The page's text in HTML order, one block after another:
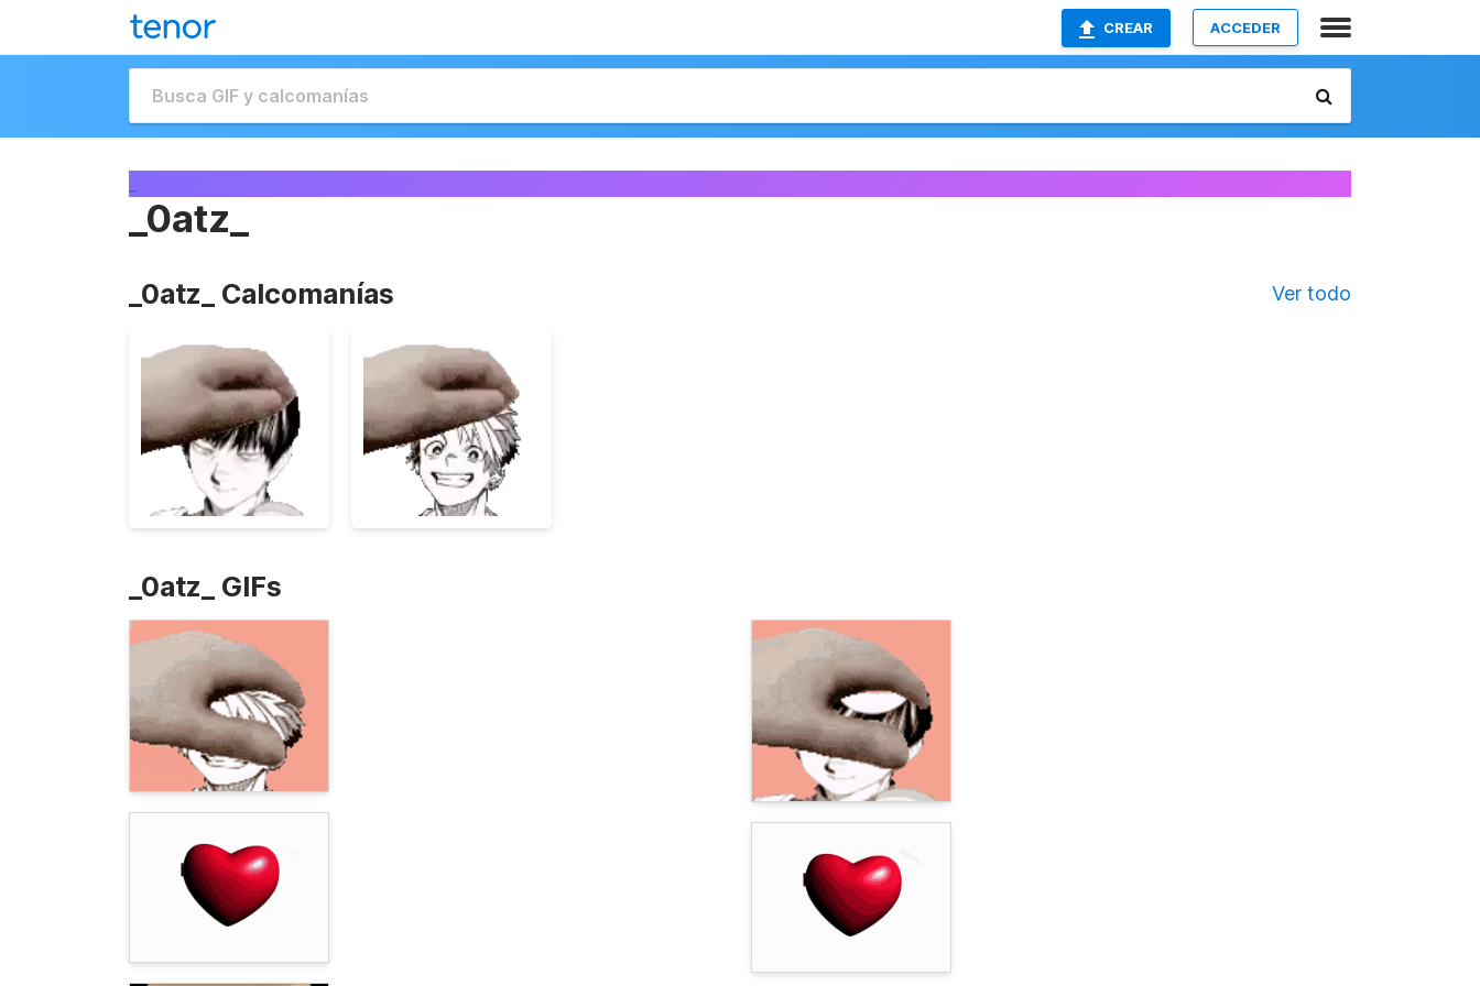
CREAR ACCEDER
_0atz_
_0atz_ Calcomanías Ver todo
_0atz_ GIFs